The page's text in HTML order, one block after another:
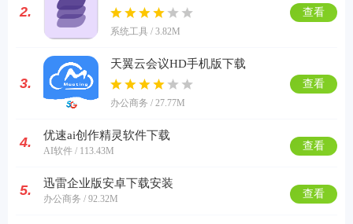
2.
系统工具 / 3.82M
查看
3.
天翼云会议HD手机版下载
办公商务 / 27.77M
查看
4. 优速ai创作精灵软件下载
AI软件 / 113.43M 查看
5. 迅雷企业版安卓下载安装
办公商务 / 92.32M 查看